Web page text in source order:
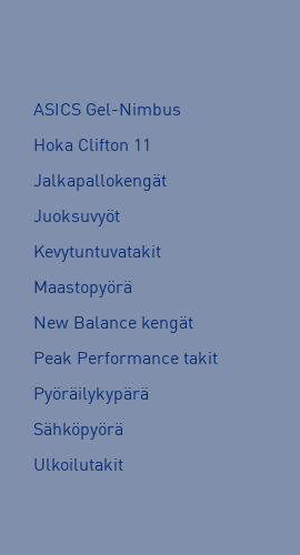
ASICS Gel-Nimbus
Hoka Clifton 11
Jalkapallokengät
Juoksuvyöt
Kevytuntuvatakit
Maastopyörä
New Balance kengät
Peak Performance takit
Pyöräilykypärä
Sähköpyörä
Ulkoilutakit